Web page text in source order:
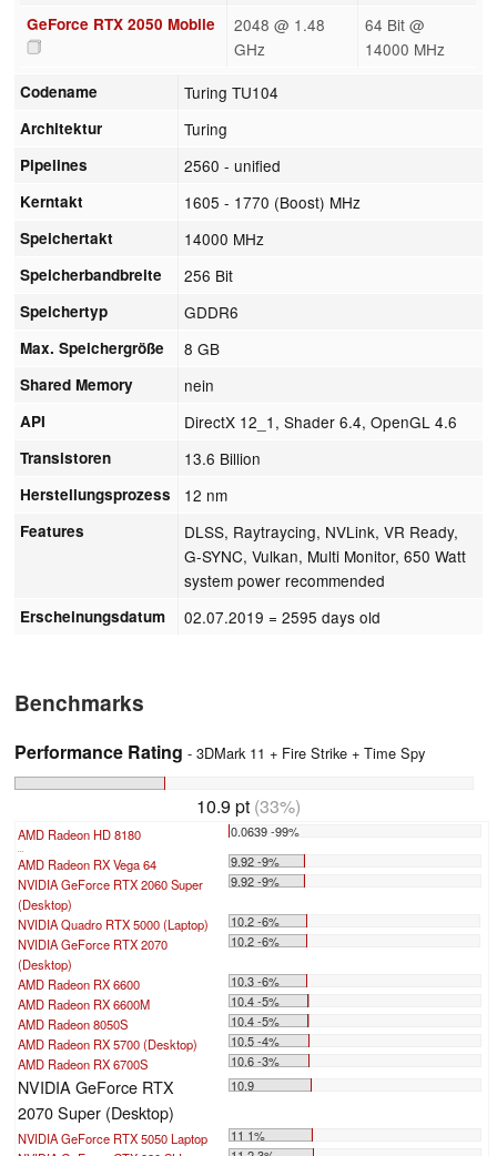
GeForce RTX 2050 Mobile
2048 @ 1.48
GHz
64 Bit @
14000 MHz
Codename Turing TU104
Architektur Turing
Pipelines 2560 - unified
Kerntakt 1605 - 1770 (Boost) MHz
Speichertakt 14000 MHz
Speicherbandbreite 256 Bit
Speichertyp GDDR6
Max. Speichergröße 8 GB
Shared Memory nein
API DirectX 12_1, Shader 6.4, OpenGL 4.6
Transistoren 13.6 Billion
Herstellungsprozess 12 nm
Features
DLSS, Raytraycing, NVLink, VR Ready,
G-SYNC, Vulkan, Multi Monitor, 650 Watt
system power recommended
Erscheinungsdatum 02.07.2019 = 2595 days old
Benchmarks
Performance Rating - 3DMark 11 + Fire Strike + Time Spy
10.9 pt (33%)
AMD Radeon HD 8180 0.0639 -99%
AMD Radeon RX Vega 64
9.92 -9%
NVIDIA GeForce RTX 2060 Super
(Desktop)
9.92 -9%
NVIDIA Quadro RTX 5000 (Laptop)
10.2 -6%
NVIDIA GeForce RTX 2070
(Desktop)
10.2 -6%
AMD Radeon RX 6600
10.3 -6%
AMD Radeon RX 6600M
10.4 -5%
AMD Radeon 8050S
10.4 -5%
AMD Radeon RX 5700 (Desktop)
10.5 -4%
AMD Radeon RX 6700S
10.6 -3%
NVIDIA GeForce RTX
2070 Super (Desktop)
10.9
NVIDIA GeForce RTX 5050 Laptop
11 1%